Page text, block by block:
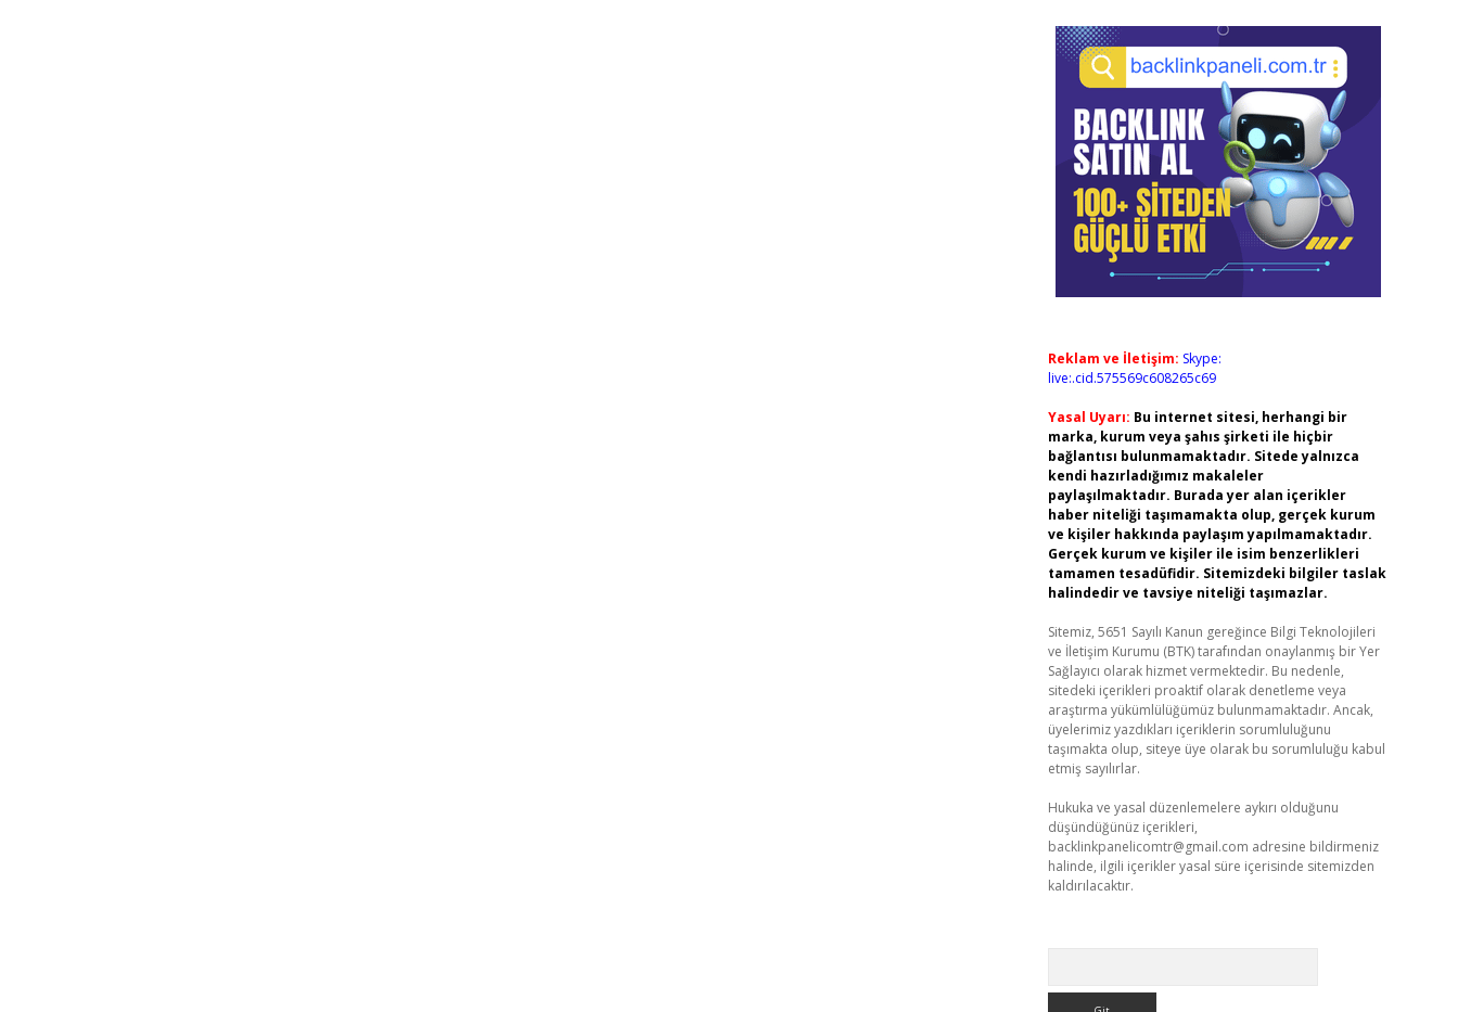
Reklam ve İletişim: Skype:
live:.cid.575569c608265c69
Yasal Uyarı: Bu internet sitesi, herhangi bir
marka, kurum veya şahıs şirketi ile hiçbir
bağlantısı bulunmamaktadır. Sitede yalnızca
kendi hazırladığımız makaleler
paylaşılmaktadır. Burada yer alan içerikler
haber niteliği taşımamakta olup, gerçek kurum
ve kişiler hakkında paylaşım yapılmamaktadır.
Gerçek kurum ve kişiler ile isim benzerlikleri
tamamen tesadüfidir. Sitemizdeki bilgiler taslak
halindedir ve tavsiye niteliği taşımazlar.
Sitemiz, 5651 Sayılı Kanun gereğince Bilgi Teknolojileri
ve İletişim Kurumu (BTK) tarafından onaylanmış bir Yer
Sağlayıcı olarak hizmet vermektedir. Bu nedenle,
sitedeki içerikleri proaktif olarak denetleme veya
araştırma yükümlülüğümüz bulunmamaktadır. Ancak,
üyelerimiz yazdıkları içeriklerin sorumluluğunu
taşımakta olup, siteye üye olarak bu sorumluluğu kabul
etmiş sayılırlar.
Hukuka ve yasal düzenlemelere aykırı olduğunu
düşündüğünüz içerikleri,
backlinkpanelicomtr@gmail.com adresine bildirmeniz
halinde, ilgili içerikler yasal süre içerisinde sitemizden
kaldırılacaktır.